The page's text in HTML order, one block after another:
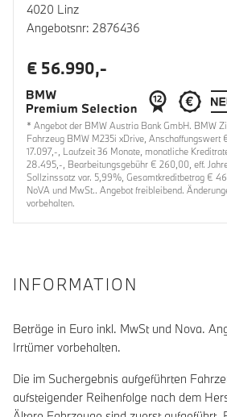
4020 Linz
Angebotsnr: 2876436
€ 56.990,-
* Angebot der BMW Austria Bank GmbH. BMW
Fahrzeug BMW M235i xDrive,
17.097,-, Laufzeit 36 Monate, monatliche
28.495,-, Bearbeitungsgebühr € 260,00, eff.
Sollzinssatz var. 5,99%, Gesamtkreditbetrag €
NoVA und MwSt.. Angebot freibleibend.
vorbehalten.
INFORMATION
Beträge in Euro inkl. MwSt und Nova.
Irrtümer vorbehalten.
Die im Suchergebnis aufgeführten
aufsteigender Reihenfolge nach dem